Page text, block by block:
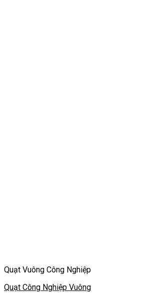
Quạt Vuông Công Nghiệp
Quạt Công Nghiệp Vuông